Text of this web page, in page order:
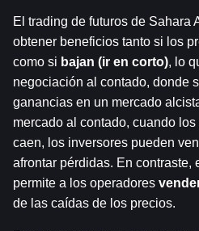
El trading de futuros de Sahara
obtener beneficios tanto si los
como si bajan (ir en corto), lo
negociación al contado, donde
ganancias en un mercado
mercado al contado, cuando
caen, los inversores pueden
afrontar pérdidas. En contraste,
permite a los operadores
de las caídas de los precios.